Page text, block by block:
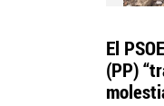
El
(PP)